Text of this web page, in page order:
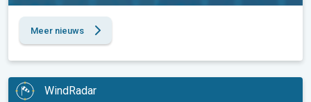
Meer nieuws
WindRadar